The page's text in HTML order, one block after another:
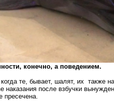
конечно, а поведением.
те, бывает, шалят, их также
наказания после взбучки
пресечена.